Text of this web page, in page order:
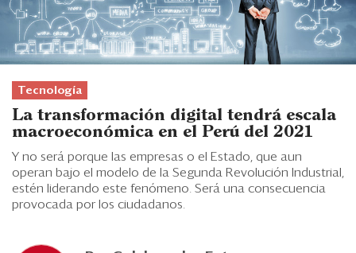
Sectores y Empresas
Economía y Finanzas
Eventos
Tecnología
La transformación digital tendrá escala
macroeconómica en el Perú del 2021
Y no será porque las empresas o el Estado, que aun
operan bajo el modelo de la Segunda Revolución Industrial,
estén liderando este fenómeno. Será una consecuencia
provocada por los ciudadanos.